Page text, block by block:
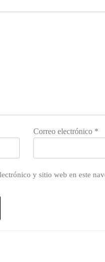
Correo electrónico *
y sitio web en este